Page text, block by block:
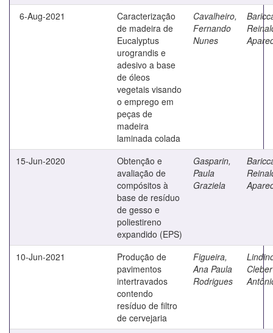
6-Aug-2021
Caracterização
de madeira de
Eucalyptus
urograndis e
adesivo a base
de óleos
vegetais visando
o emprego em
peças de
madeira
laminada colada
Cavalheiro,
Fernando
Nunes
15-Jun-2020
Obtenção e
avaliação de
compósitos à
base de resíduo
de gesso e
poliestireno
expandido (EPS)
Gasparin,
Paula
Graziela
10-Jun-2021
Produção de
pavimentos
intertravados
contendo
resíduo de filtro
de cervejaria
Figueira,
Ana Paula
Rodrigues
Cleber